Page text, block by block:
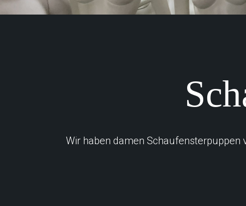
Wir haben damen Schaufensterpuppen